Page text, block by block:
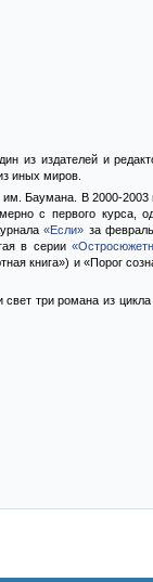
из издателей и
иных миров.
Баумана. В 2000-2003
с первого курса,
«Если» за
в серии
книга») и «Порог
свет три романа из